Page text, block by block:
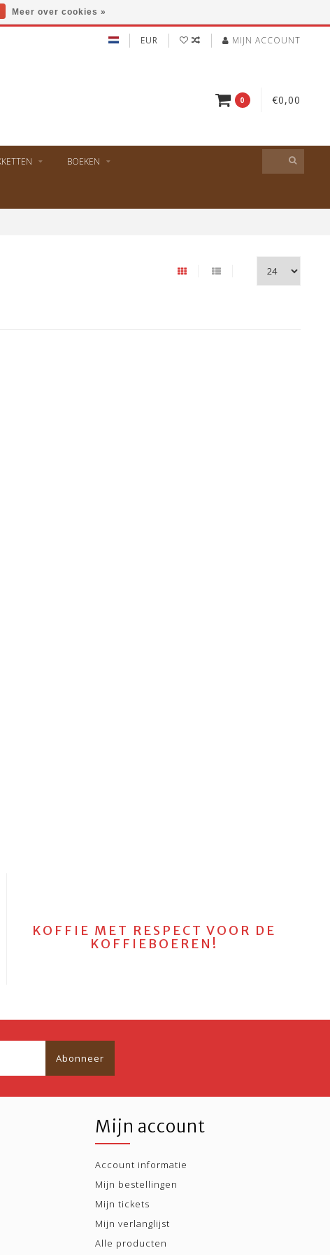
EUR MIJN ACCOUNT
0 €0,00
BOEKEN
Meer over cookies »
KOFFIE MET RESPECT VOOR DE
KOFFIEBOEREN!
Abonneer
Mijn account
Account informatie
Mijn bestellingen
Mijn tickets
Mijn verlanglijst
Alle producten